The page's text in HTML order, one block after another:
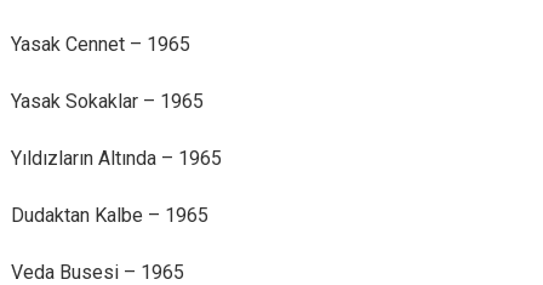
Yasak Cennet – 1965
Yasak Sokaklar – 1965
Yıldızların Altında – 1965
Dudaktan Kalbe – 1965
Veda Busesi – 1965